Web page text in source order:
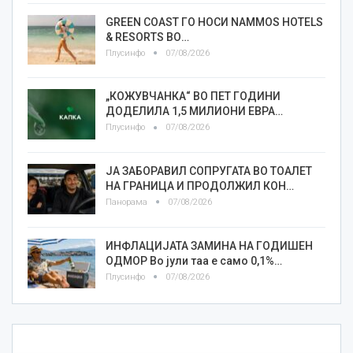
GREEN COAST ГО НОСИ NAMMOS HOTELS
& RESORTS ВО…
Плусинфо 07/08/2026
„КОЖУВЧАНКА“ ВО ПЕТ ГОДИНИ
ДОДЕЛИЛА 1,5 МИЛИОНИ ЕВРА…
Плусинфо 07/08/2026
ЈА ЗАБОРАВИЛ СОПРУГАТА ВО ТОАЛЕТ
НА ГРАНИЦА И ПРОДОЛЖИЛ КОН…
Панорама 07/08/2026
ИНФЛАЦИЈАТА ЗАМИНА НА ГОДИШЕН
ОДМОР Во јули таа е само 0,1%…
Плусинфо 07/08/2026